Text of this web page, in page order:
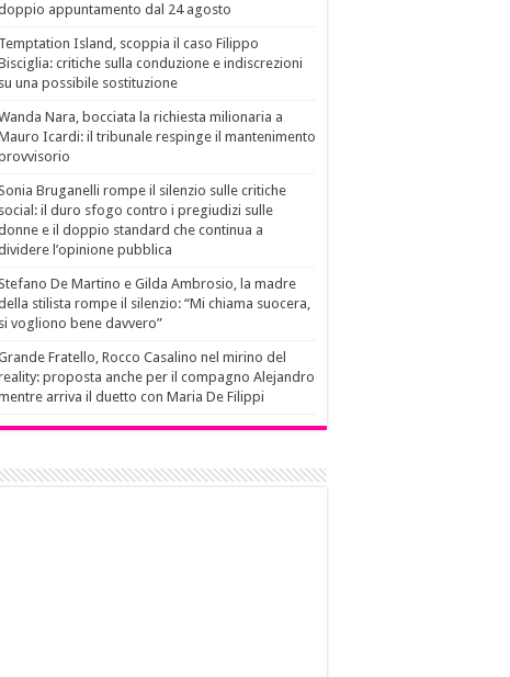
appuntamento dal 24 agosto
Temptation Island, scoppia il caso Filippo
critiche sulla conduzione e indiscrezioni
su una possibile sostituzione
Nara, bocciata la richiesta milionaria a
Icardi: il tribunale respinge il mantenimento
Bruganelli rompe il silenzio sulle critiche
social: il duro sfogo contro i pregiudizi sulle
e il doppio standard che continua a
l’opinione pubblica
De Martino e Gilda Ambrosio, la madre
stilista rompe il silenzio: “Mi chiama suocera,
si vogliono bene davvero”
Fratello, Rocco Casalino nel mirino del
proposta anche per il compagno Alejandro
arriva il duetto con Maria De Filippi